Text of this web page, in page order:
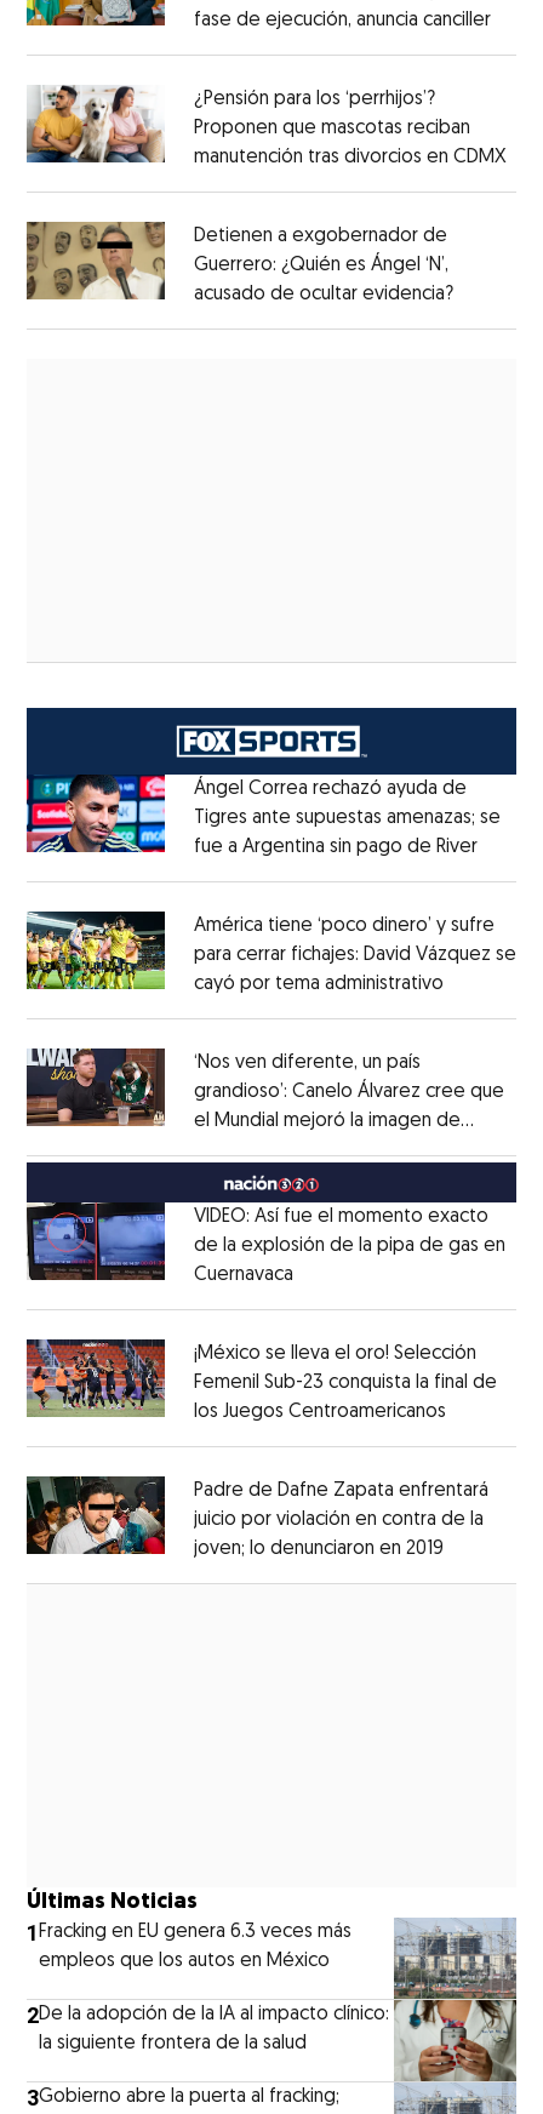
fase de ejecución, anuncia canciller
¿Pensión para los ‘perrhijos’?
Proponen que mascotas reciban
manutención tras divorcios en CDMX
Detienen a exgobernador de
Guerrero: ¿Quién es Ángel ‘N’,
acusado de ocultar evidencia?
Ángel Correa rechazó ayuda de
Tigres ante supuestas amenazas; se
fue a Argentina sin pago de RiverOpens
América tiene ‘poco dinero’ y sufre
para cerrar fichajes: David Vázquez se
cayó por tema administrativo
‘Nos ven diferente, un país
grandioso’: Canelo Álvarez cree que
el Mundial mejoró la imagen de
MéxicoOpens in new window
VIDEO: Así fue el momento exacto
de la explosión de la pipa de gas en
Cuernavaca
¡México se lleva el oro! Selección
Femenil Sub-23 conquista la final de
los Juegos Centroamericanos
Padre de Dafne Zapata enfrentará
juicio por violación en contra de la
joven; lo denunciaron en 2019
Últimas Noticias
1Fracking en EU genera 6.3 veces más
empleos que los autos en México
2De la adopción de la IA al impacto clínico:
la siguiente frontera de la salud
3Gobierno abre la puerta al fracking;